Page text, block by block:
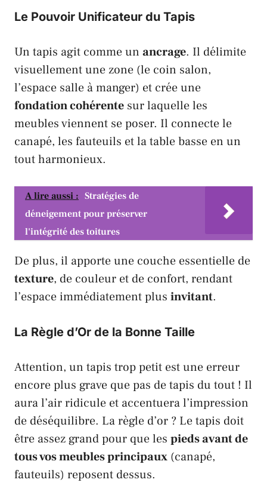
Le Pouvoir Unificateur du Tapis
Un tapis agit comme un ancrage. Il délimite
visuellement une zone (le coin salon,
l’espace salle à manger) et crée une
fondation cohérente sur laquelle les
meubles viennent se poser. Il connecte le
canapé, les fauteuils et la table basse en un
tout harmonieux.
A lire aussi : Stratégies de
déneigement pour préserver
l'intégrité des toitures
De plus, il apporte une couche essentielle de
texture, de couleur et de confort, rendant
l’espace immédiatement plus invitant.
La Règle d’Or de la Bonne Taille
Attention, un tapis trop petit est une erreur
encore plus grave que pas de tapis du tout ! Il
aura l’air ridicule et accentuera l’impression
de déséquilibre. La règle d’or ? Le tapis doit
être assez grand pour que les pieds avant de
tous vos meubles principaux (canapé,
fauteuils) reposent dessus.